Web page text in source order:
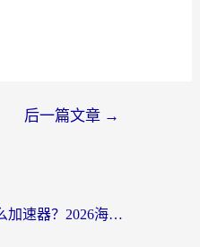
后一篇文章 →
国外打魔渊之刃用什么加速器？2026海外玩家国服游戏加速全攻略（附闪耀暖暖&复苏的魔女避坑指南）